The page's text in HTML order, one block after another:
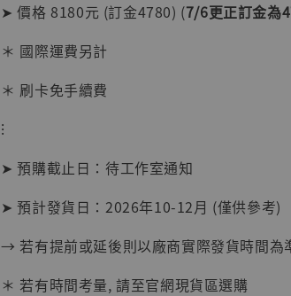
加入購物車
➤ 價格 8180元 (訂金4780) (7/6更正訂金為
＊ 國際運費另計
＊ 刷卡免手續費
⁝
➤ 預購截止日：待工作室通知
➤ 預計發貨日：2026年10-12月 (僅供參考)
→ 若有提前或延後則以廠商實際發貨時間為
＊ 若有時間考量, 請至官網現貨區選購